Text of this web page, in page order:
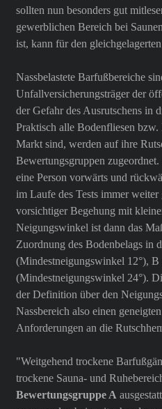
sollten nun besonders gut
gewerblichen Bereich bei
ist, kann für den
Nassbelastete Barfußbereiche
Unfallversicherungsträger der
der Gefahr des Ausrutschens in
Praktisch alle Bodenfliesen
Markt sind, werden auf ihre
Bewertungsgruppen
eine Person vorwärts und
im Laufe des Tests immer weiter
vorsichtiger Begehung mit
Neigungswinkel ist dann das
Zuordnung des Bodenbelags in
(Mindestneigungswinkel 12°),
(Mindestneigungswinkel 24°).
der Definition über den
Nassbereich also einen
Anforderungen an die
"Weitgehend trockene
trockene Sauna- und
Bewertungsgruppe A